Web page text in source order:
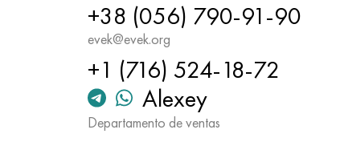
+38 (056) 790-91-90
evek@evek.org
+1 (716) 524-18-72
Alexey
Departamento de ventas